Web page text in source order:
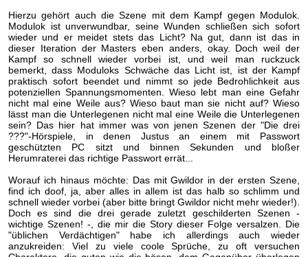
Hierzu gehört auch die Szene mit dem Kampf gegen Modulok.
Modulok ist unverwundbar, seine Wunden schließen sich sofort
wieder und er meidet stets das Licht? Na gut, dann ist das in
dieser Iteration der Masters eben anders, okay. Doch weil der
Kampf so schnell wieder vorbei ist, und weil man ruckzuck
bemerkt, dass Moduloks Schwäche das Licht ist, ist der Kampf
praktisch sofort beendet und nimmt so jede Bedrohlichkeit aus
potenziellen Spannungsmomenten. Wieso lebt man eine Gefahr
nicht mal eine Weile aus? Wieso baut man sie nicht auf? Wieso
lässt man die Unterlegenen nicht mal eine Weile die Unterlegenen
sein? Das hier hat immer was von jenen Szenen der "Die drei
???"-Hörspiele, in denen Justus an einem mit Passwort
geschützten PC sitzt und binnen Sekunden und bloßer
Herumraterei das richtige Passwort errät...
Worauf ich hinaus möchte: Das mit Gwildor in der ersten Szene,
find ich doof, ja, aber alles in allem ist das halb so schlimm und
schnell wieder vorbei (aber bitte bringt Gwildor nicht mehr wieder!).
Doch es sind die drei gerade zuletzt geschilderten Szenen -
wichtige Szenen! -, die mir die Story dieser Folge versalzen. Die
"üblichen Verdächtigen" habe ich allerdings auch wieder
anzukreiden: Viel zu viele coole Sprüche, zu oft versuchen